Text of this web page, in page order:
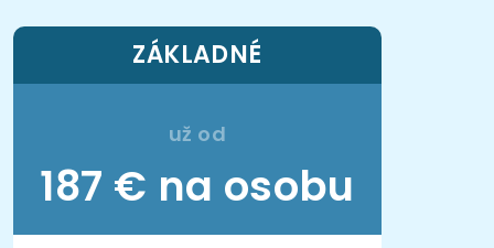
ZÁKLADNÉ
už od
187 € na osobu